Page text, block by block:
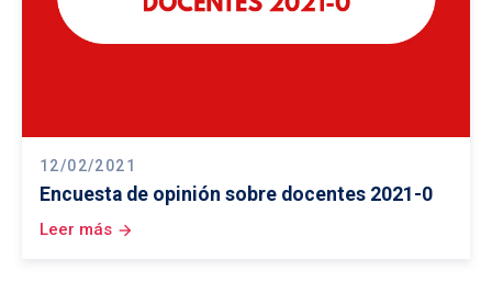
12/02/2021
Encuesta de opinión sobre docentes 2021-0
Leer más arrow_forward